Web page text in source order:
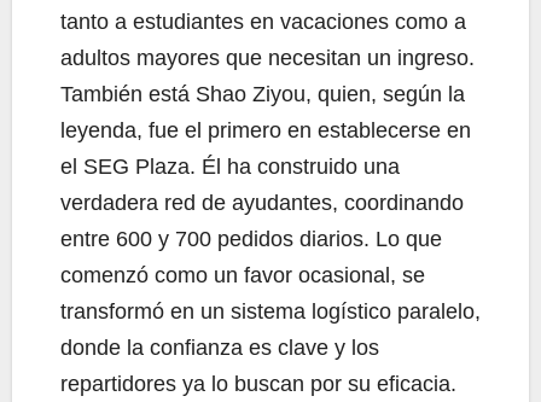
tanto a estudiantes en vacaciones como a
adultos mayores que necesitan un ingreso.
También está Shao Ziyou, quien, según la
leyenda, fue el primero en establecerse en
el SEG Plaza. Él ha construido una
verdadera red de ayudantes, coordinando
entre 600 y 700 pedidos diarios. Lo que
comenzó como un favor ocasional, se
transformó en un sistema logístico paralelo,
donde la confianza es clave y los
repartidores ya lo buscan por su eficacia.